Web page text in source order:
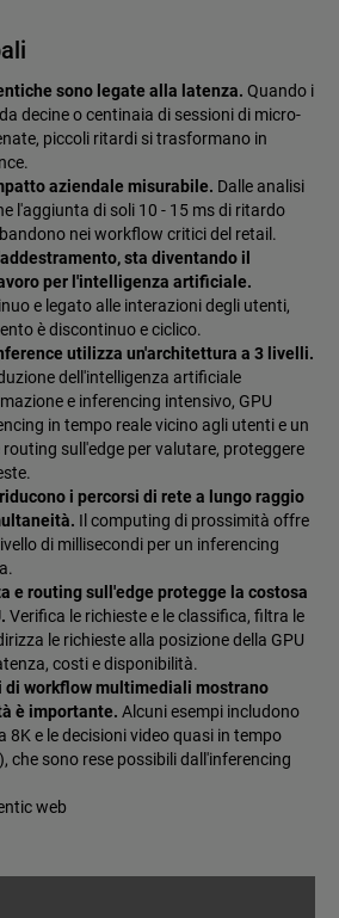
sono legate alla latenza. Quando i
decine o centinaia di sessioni di micro-
piccoli ritardi si trasformano in
aziendale misurabile. Dalle analisi
l'aggiunta di soli 10 - 15 ms di ritardo
nei workflow critici del retail.
sta diventando il
per l'intelligenza artificiale.
e legato alle interazioni degli utenti,
è discontinuo e ciclico.
utilizza un'architettura a 3 livelli.
dell'intelligenza artificiale
e inferencing intensivo, GPU
in tempo reale vicino agli utenti e un
routing sull'edge per valutare, proteggere
i percorsi di rete a lungo raggio
Il computing di prossimità offre
di millisecondi per un inferencing
e routing sull'edge protegge la costosa
Verifica le richieste e le classifica, filtra le
le richieste alla posizione della GPU
costi e disponibilità.
di workflow multimediali mostrano
è importante. Alcuni esempi includono
8K e le decisioni video quasi in tempo
che sono rese possibili dall'inferencing
web